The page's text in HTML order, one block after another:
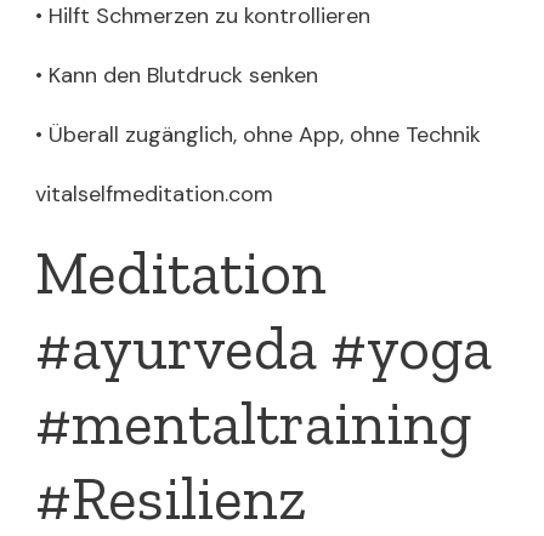
• Hilft Schmerzen zu kontrollieren
• Kann den Blutdruck senken
• Überall zugänglich, ohne App, ohne Technik
vitalselfmeditation.com
Meditation
#ayurveda #yoga
#mentaltraining
#Resilienz